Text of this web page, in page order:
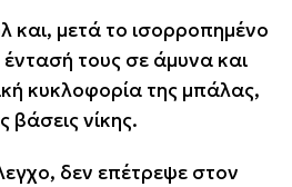
και, μετά το ισορροπημένο
τους σε άμυνα και
κυκλοφορία της μπάλας,
βάσεις νίκης.
δεν επέτρεψε στον